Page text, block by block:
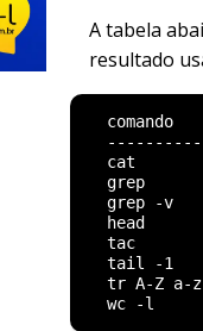
A tabela
resultado
comando
cat
grep
grep -v
head
tac
tail -1
tr A-Z a-